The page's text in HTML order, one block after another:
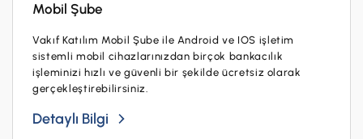
Mobil Şube
Vakıf Katılım Mobil Şube ile Android ve IOS işletim
sistemli mobil cihazlarınızdan birçok bankacılık
işleminizi hızlı ve güvenli bir şekilde ücretsiz olarak
gerçekleştirebilirsiniz.
Detaylı Bilgi